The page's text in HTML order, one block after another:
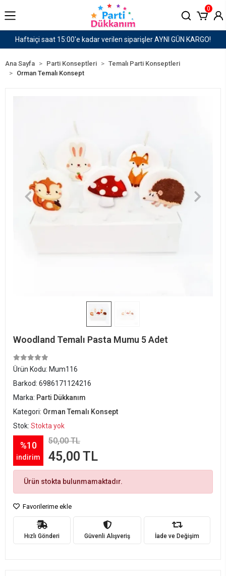
GÜN KARGO! 1500 TL ve Üzeri Kargo
0
Ana Sayfa Parti Konseptleri
Temalı Parti Konseptleri
Orman Temalı Konsept
Woodland Temalı Pasta Mumu 5 Adet
Ürün Kodu: Mum116
Barkod: 6986171124216
Marka: Parti Dükkanım
Kategori: Orman Temalı Konsept
Stok: Stokta yok
%10
indirim
50,00 TL
45,00 TL
Ürün stokta bulunmamaktadır.
Favorilerime ekle
Hızlı Gönderi Güvenli Alışveriş İade ve Değişim